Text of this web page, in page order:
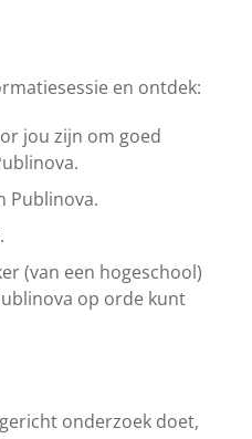
en ontdek:
jou zijn om goed
Publinova.
(van een hogeschool)
op orde kunt
onderzoek doet,